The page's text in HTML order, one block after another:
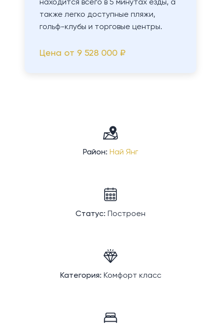
находится всего в 5 минутах езды, а
также легко доступные пляжи,
гольф-клубы и торговые центры.
Цена от 9 528 000 ₽
Район: Най Янг
Статус: Построен
Категория: Комфорт класс